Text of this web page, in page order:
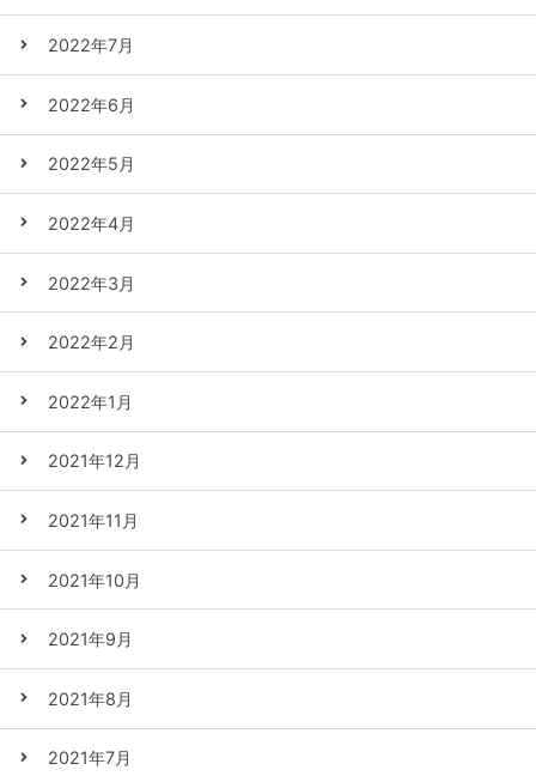
2022年7月
2022年6月
2022年5月
2022年4月
2022年3月
2022年2月
2022年1月
2021年12月
2021年11月
2021年10月
2021年9月
2021年8月
2021年7月